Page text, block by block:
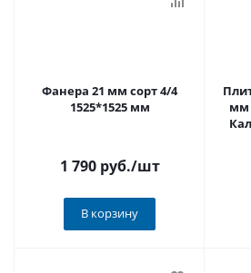
Фанера 21 мм сорт 4/4
1525*1525 мм
1 790 руб./шт
В корзину
мм